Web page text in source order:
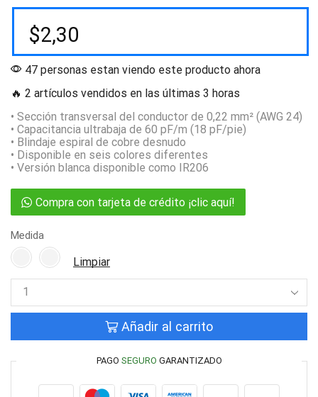
$2,30
47 personas estan viendo este producto ahora
🔥 2 artículos vendidos en las últimas 3 horas
• Sección transversal del conductor de 0,22 mm² (AWG 24)
• Capacitancia ultrabaja de 60 pF/m (18 pF/pie)
• Blindaje espiral de cobre desnudo
• Disponible en seis colores diferentes
• Versión blanca disponible como IR206
Compra con tarjeta de crédito ¡clic aquí!
Medida
Limpiar
Añadir al carrito
PAGO SEGURO GARANTIZADO